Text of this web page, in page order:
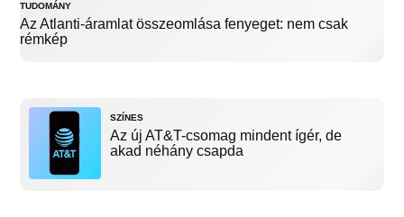
TUDOMÁNY
Az Atlanti-áramlat összeomlása fenyeget: nem csak
rémkép
SZÍNES
Az új AT&T-csomag mindent ígér, de
akad néhány csapda